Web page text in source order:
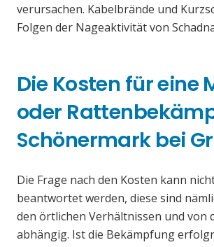
verursachen. Kabelbrände und
Folgen der Nageaktivität von
Die Kosten für eine
oder
Schönermark bei
Die Frage nach den Kosten kann
beantwortet werden, diese sind
den örtlichen Verhältnissen und von
abhängig. Ist die Bekämpfung